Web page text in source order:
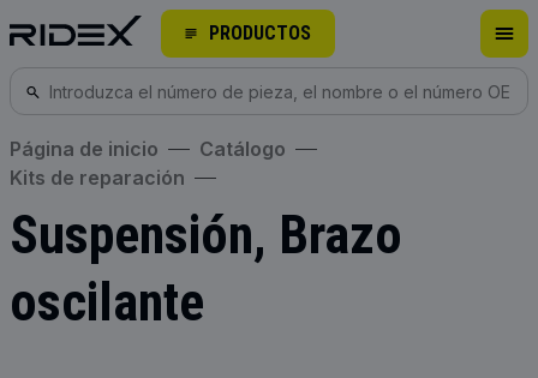
PRODUCTOS
Página de inicio
Catálogo
Kits de reparación
Suspensión, Brazo
oscilante